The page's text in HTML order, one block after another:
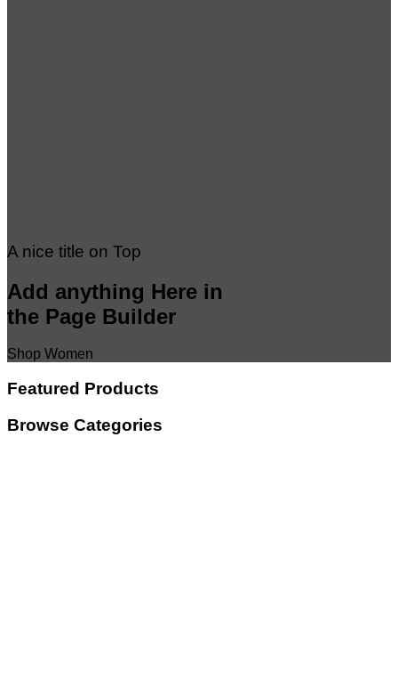
A nice title on Top
Add anything Here in
the Page Builder
Shop Women
Featured Products
Browse Categories